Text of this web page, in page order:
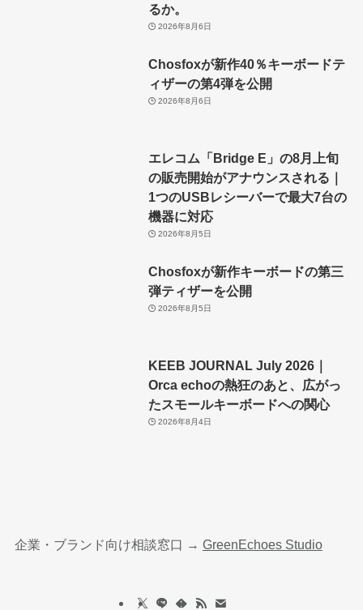
るか。
2026年8月6日
Chosfoxが新作40％キーボードテ
ィザーの第4弾を公開
2026年8月6日
エレコム「Bridge E」の8月上旬
の販売開始がアナウンスされる｜
1つのUSBレシーバーで最大7台の
機器に対応
2026年8月5日
Chosfoxが新作キーボードの第三
弾ティザーを公開
2026年8月5日
KEEB JOURNAL July 2026｜
Orca echoの熱狂のあと、広がっ
たスモールキーボードへの関心
2026年8月4日
企業・ブランド向け相談窓口 → GreenEchoes Studio